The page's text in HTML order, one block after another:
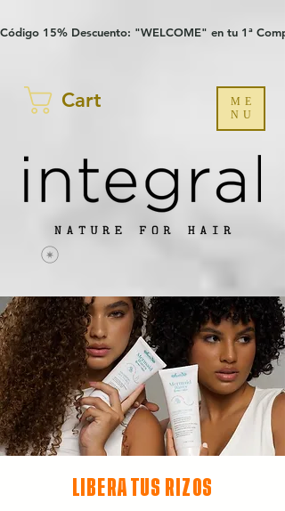
Código 15% Descuento: "WELCOME" en tu 1ª
Cart
ME
NU
LIBERA TUS RIZOS